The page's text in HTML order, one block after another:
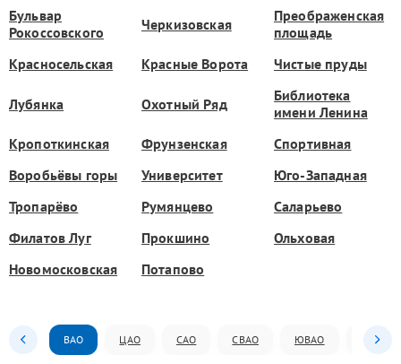
Бульвар
Рокоссовского
Черкизовская
Преображенская
площадь
Красносельская
Красные Ворота Чистые пруды
Лубянка Охотный Ряд
Библиотека
имени Ленина
Кропоткинская
Фрунзенская
Спортивная
Воробьёвы горы
Университет
Юго-Западная
Тропарёво
Румянцево
Саларьево
Филатов Луг
Прокшино
Ольховая
Новомосковская
Потапово
ВАО ЦАО САО СВАО ЮВАО ЮАО